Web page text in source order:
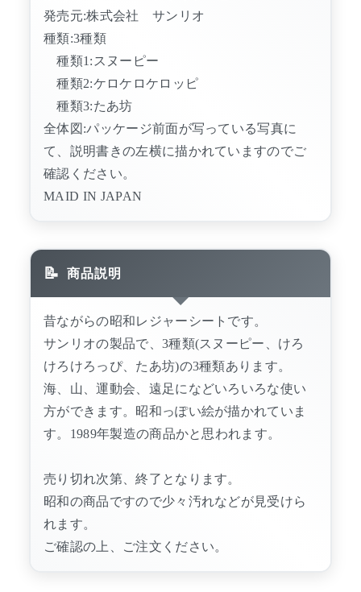
発売元:株式会社 サンリオ
種類:3種類
種類1:スヌーピー
種類2:ケロケロケロッピ
種類3:たあ坊
全体図:パッケージ前面が写っている写真に
て、説明書きの左横に描かれていますのでご
確認ください。
MAID IN JAPAN
商品説明
昔ながらの昭和レジャーシートです。
サンリオの製品で、3種類(スヌーピー、けろ
けろけろっぴ、たあ坊)の3種類あります。
海、山、運動会、遠足になどいろいろな使い
方ができます。昭和っぽい絵が描かれていま
す。1989年製造の商品かと思われます。
売り切れ次第、終了となります。
昭和の商品ですので少々汚れなどが見受けら
れます。
ご確認の上、ご注文ください。